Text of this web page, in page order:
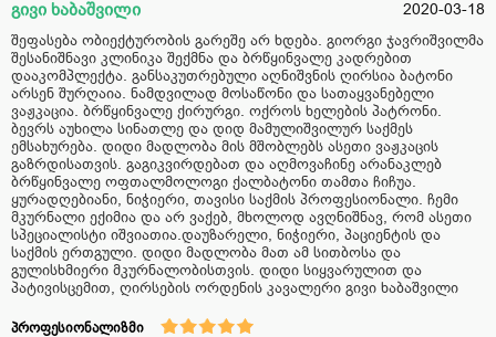
გივი ხაბაშვილი
2020-03-18
შეფასება ობიექტურობის გარეშე არ ხდება. გიორგი ჯავრიშვილმა
შესანიშნავი კლინიკა შექმნა და ბრწყინვალე კადრებით
დააკომპლექტა. განსაკუთრებული აღნიშვნის ღირსია ბატონი
არსენ შურღაია. ნამდვილად მოსაწონი და სათაყვანებელი
ვაჟკაცია. ბრწყინვალე ქირურგი. ოქროს ხელების პატრონი.
ბევრს აუხილა სინათლე და დიდ მამულიშვილურ საქმეს
ემსახურება. დიდი მადლობა მის მშობლებს ასეთი ვაჟკაცის
გაზრდისათვის. გაგიკვირდებათ და აღმოვაჩინე არანაკლებ
ბრწყინვალე ოფთალმოლოგი ქალბატონი თამთა ჩიჩუა.
ყურადღებიანი, ნიჭიერი, თავისი საქმის პროფესიონალი. ჩემი
მკურნალი ექიმია და არ ვაქებ, მხოლოდ ავღნიშნავ, რომ ასეთი
სპეციალისტი იშვიათია.დაუზარელი, ნიჭიერი, პაციენტის და
საქმის ერთგული. დიდი მადლობა მათ ამ სითბოსა და
გულისხმიერი მკურნალობისთვის. დიდი სიყვარულით და
პატივისცემით, ღირსების ორდენის კავალერი გივი ხაბაშვილი
პროფესიონალიზმი